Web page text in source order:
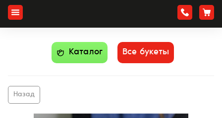
Каталог Все букеты
Назад